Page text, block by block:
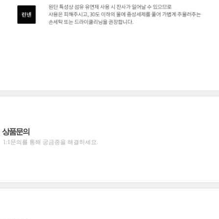
상품문의
1:1문의를 통해 궁금증을 해결하세요.